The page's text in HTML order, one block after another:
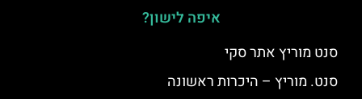
איפה לישון?
סנט מוריץ אתר סקי
סנט. מוריץ – היכרות ראשונה